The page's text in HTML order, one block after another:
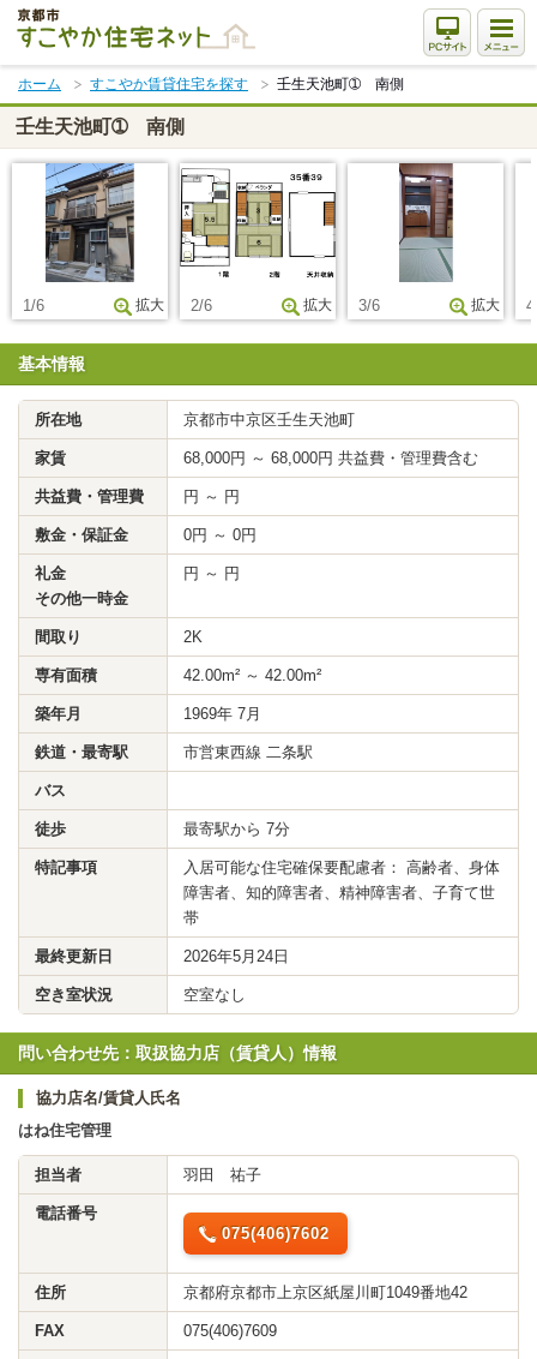
本
文
ま
で
ス
キ
ホーム すこやか賃貸住宅を探す 壬生天池町➀ 南側
壬生天池町➀ 南側
1/6 拡大 2/6 拡大 3/6 拡大
基本情報
所在地 京都市中京区壬生天池町
家賃 68,000円 ～ 68,000円 共益費・管理費含む
共益費・管理費 円 ～ 円
敷金・保証金 0円 ～ 0円
礼金
その他一時金
円 ～ 円
間取り 2K
専有面積 42.00m² ～ 42.00m²
築年月 1969年 7月
鉄道・最寄駅 市営東西線 二条駅
バス
徒歩 最寄駅から 7分
特記事項
入居可能な住宅確保要配慮者： 高齢者、身体
障害者、知的障害者、精神障害者、子育て世
帯
最終更新日 2026年5月24日
空き室状況 空室なし
問い合わせ先：取扱協力店（賃貸人）情報
協力店名/賃貸人氏名
はね住宅管理
担当者 羽田 祐子
電話番号
075(406)7602
住所 京都府京都市上京区紙屋川町1049番地42
FAX 075(406)7609